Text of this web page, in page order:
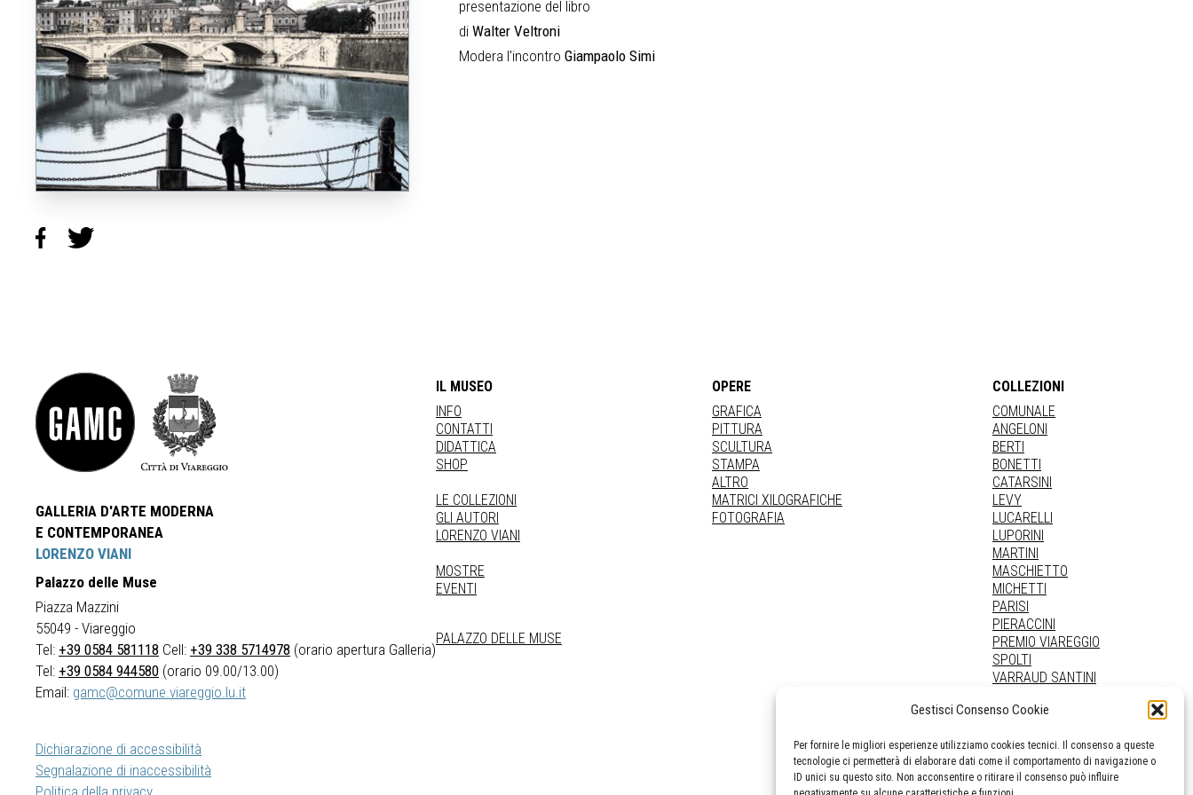
Gestisci Consenso Cookie
Per fornire le migliori esperienze utilizziamo cookies tecnici. Il consenso a queste
tecnologie ci permetterà di elaborare dati come il comportamento di navigazione o
ID unici su questo sito. Non acconsentire o ritirare il consenso può influire
presentazione del libro
diWalter Veltroni
Modera l'incontroGiampaolo Simi
GALLERIA D'ARTE MODERNA
E CONTEMPORANEA
LORENZO VIANI
Palazzo delle Muse
Piazza Mazzini
55049 - Viareggio
Tel: +39 0584 581118 Cell: +39 338 5714978 (orario apertura Galleria)
Tel: +39 0584 944580 (orario 09.00/13.00)
Email: gamc@comune.viareggio.lu.it
Dichiarazione di accessibilità
Segnalazione di inaccessibilità
Politica della privacy
IL MUSEO
INFO
CONTATTI
DIDATTICA
SHOP
LE COLLEZIONI
GLI AUTORI
LORENZO VIANI
MOSTRE
EVENTI
PALAZZO DELLE MUSE
OPERE
GRAFICA
PITTURA
SCULTURA
STAMPA
ALTRO
MATRICI XILOGRAFICHE
FOTOGRAFIA
COLLEZIONI
COMUNALE
ANGELONI
BERTI
BONETTI
CATARSINI
LEVY
LUCARELLI
LUPORINI
MARTINI
MASCHIETTO
MICHETTI
PARISI
PIERACCINI
PREMIO VIAREGGIO
SPOLTI
VARRAUD SANTINI